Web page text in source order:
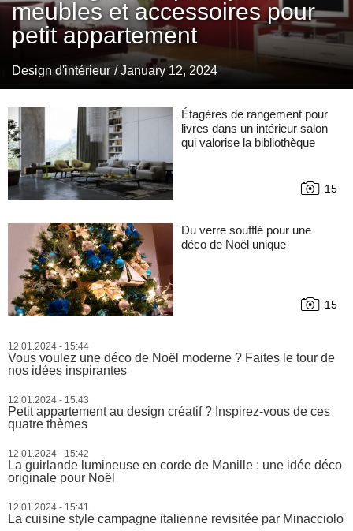
meubles et accessoires pour
petit appartement
Design d'intérieur / January 12, 2024
Étagères de rangement pour
livres dans un intérieur salon
qui valorise la bibliothèque
15
Du verre soufflé pour une
déco de Noël unique
15
12.01.2024 - 15:44
Vous voulez une déco de Noël moderne ? Faites le tour de
nos idées inspirantes
12.01.2024 - 15:43
Petit appartement au design créatif ? Inspirez-vous de ces
quatre thèmes
12.01.2024 - 15:42
La guirlande lumineuse en corde de Manille : une idée déco
originale pour Noël
12.01.2024 - 15:41
La cuisine style campagne italienne revisitée par Minacciolo